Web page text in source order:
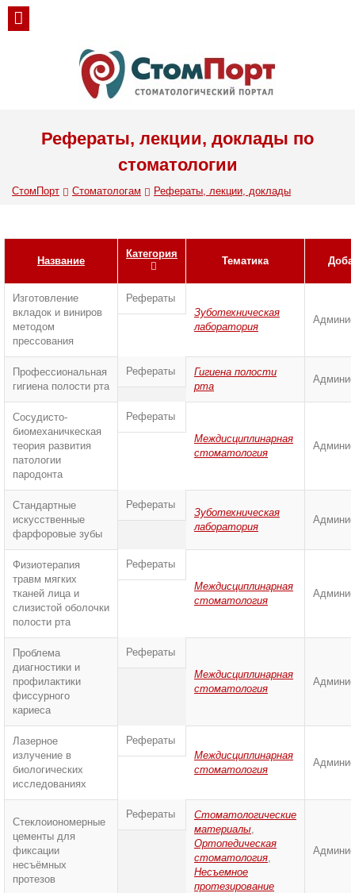
Рефераты, лекции, доклады по
стоматологии
СтомПорт Стоматологам Рефераты, лекции, доклады
Название
Категория
Тематика
Изготовление
вкладок и виниров
методом
прессования
Рефераты
Зуботехническая
лаборатория
Профессиональная
гигиена полости рта
Рефераты
Гигиена полости
рта
Сосудисто-
биомеханичкеская
теория развития
патологии
пародонта
Рефераты
Междисциплинарная
стоматология
Стандартные
искусственные
фарфоровые зубы
Рефераты
Зуботехническая
лаборатория
Физиотерапия
травм мягких
тканей лица и
слизистой оболочки
полости рта
Рефераты
Междисциплинарная
стоматология
Проблема
диагностики и
профилактики
фиссурного
кариеса
Рефераты
Междисциплинарная
стоматология
Лазерное
излучение в
биологических
исследованиях
Рефераты
Междисциплинарная
стоматология
Стеклоиономерные
цементы для
фиксации
несъёмных
протезов
Рефераты
Стоматологические
материалы,
Ортопедическая
стоматология,
Несъемное
протезирование